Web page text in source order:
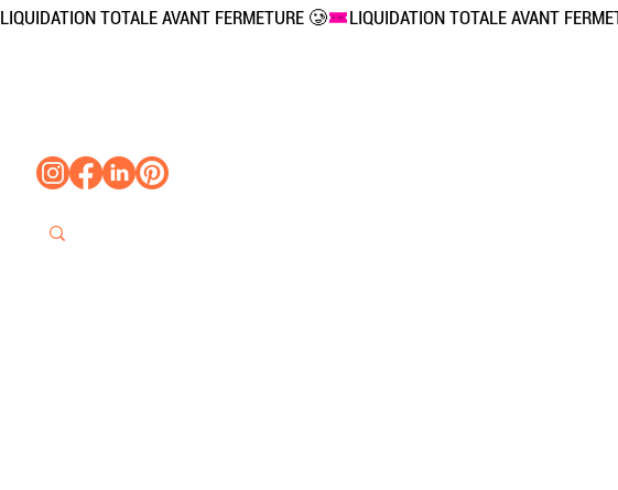
LIQUIDATION TOTALE AVANT FERMETURE 🥲